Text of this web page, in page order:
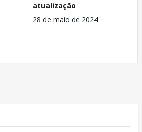
atualização
28 de maio de 2024